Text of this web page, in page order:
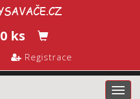
0 ks
Registrace